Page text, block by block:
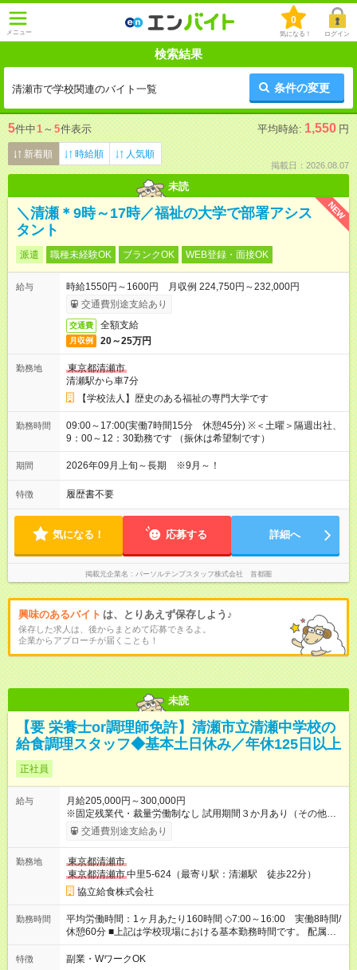
メニュー
0
気になる！ ログイン
検索結果
清瀬市で学校関連のバイト一覧 条件の変更
5件中1 ～ 5件表示 平均時給: 1,550 円
新着順 時給順 人気順
掲載日：2026.08.07
未読
NEW
＼清瀬＊9時～17時／福祉の大学で部署アシス
タント
派遣 職種未経験OK ブランクOK WEB登録・面接OK
給与
時給1550円～1600円 月収例 224,750円～232,000円
交通費別途支給あり
交通費 全額支給
月収例 20～25万円
勤務地
東京都清瀬市
清瀬駅から車7分
【学校法人】歴史のある福祉の専門大学です
勤務時間
09:00～17:00(実働7時間15分 休憩45分) ※＜土曜＞隔週出社、
9：00～12：30勤務です （振休は希望制です）
期間 2026年09月上旬～長期 ※9月～！
特徴 履歴書不要
気になる！ 応募する 詳細へ
掲載元企業名 パーソルテンプスタッフ株式会社 首都圏
興味のあるバイト は、とりあえず保存しよう♪
保存した求人は、後からまとめて応募できるよ。
企業からアプローチが届くことも！
未読
【要 栄養士or調理師免許】清瀬市立清瀬中学校の
給食調理スタッフ◆基本土日休み／年休125日以上
正社員
給与
月給205,000円～300,000円
※固定残業代・裁量労働制なし 試用期間３か月あり（その他雇
用条件に変更無し） 賞与あり（年２回） 交通費支給（社内規定
による） 【試用期間】試用期間あり 試用期間の長さ：3ヶ月 雇
交通費別途支給あり
勤務地
東京都清瀬市
東京都清瀬市中里5-624（最寄り駅：清瀬駅 徒歩22分）
協立給食株式会社
勤務時間
平均労働時間：1ヶ月あたり160時間 ◇7:00～16:00 実働8時間/
休憩60分 ■上記は学校現場における基本勤務時間です。 配属先
により始業時間・終業時間が多少前後します。 ■学校現場配属の
社員を対象に、1年単位の変形労働時間制を導入しております。
特徴 副業・WワークOK